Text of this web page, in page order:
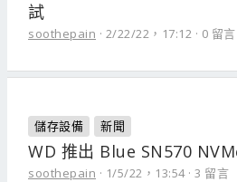
試
soothepain 2/22/22，17:12 0 留言
儲存設備 新聞
WD 推出 Blue SN570
soothepain 1/5/22，13:54 3 留言